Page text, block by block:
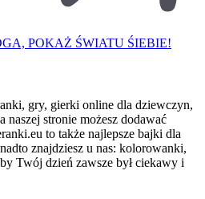
POKAŻ ŚWIATU ŚIEBIE!
gry, gierki online dla dziewczyn,
stronie możesz dodawać
to także najlepsze bajki dla
znajdziesz u nas: kolorowanki,
Twój dzień zawsze był ciekawy i